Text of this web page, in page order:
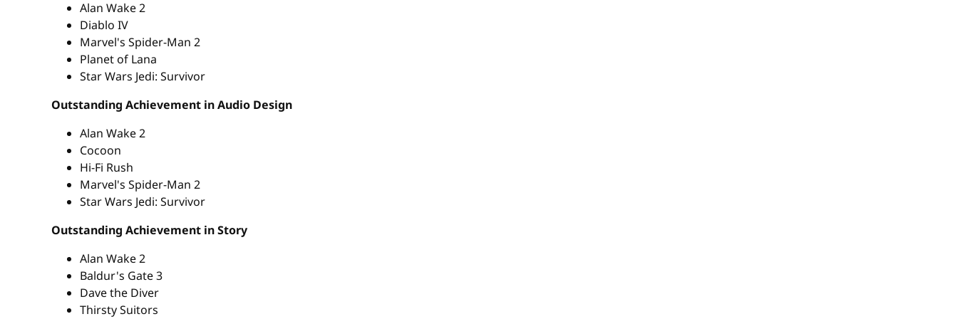
Alan Wake 2
Diablo IV
Marvel's Spider-Man 2
Planet of Lana
Star Wars Jedi: Survivor
Outstanding Achievement in Audio Design
Alan Wake 2
Cocoon
Hi-Fi Rush
Marvel's Spider-Man 2
Star Wars Jedi: Survivor
Outstanding Achievement in Story
Alan Wake 2
Baldur's Gate 3
Dave the Diver
Thirsty Suitors